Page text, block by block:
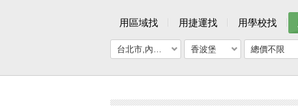
用區域找 用捷運找 用學校找
香波堡 總價不限